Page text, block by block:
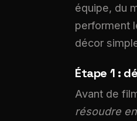
équipe, du
performent
décor
Étape 1 :
Avant de
résoudre